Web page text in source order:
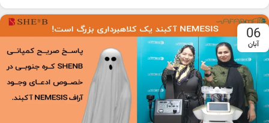
06
آبان